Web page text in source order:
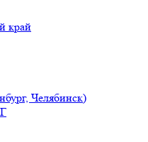
край
Челябинск)